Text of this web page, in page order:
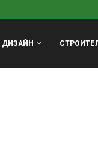
ДИЗАЙН